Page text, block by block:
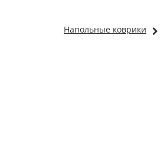
Напольные коврики